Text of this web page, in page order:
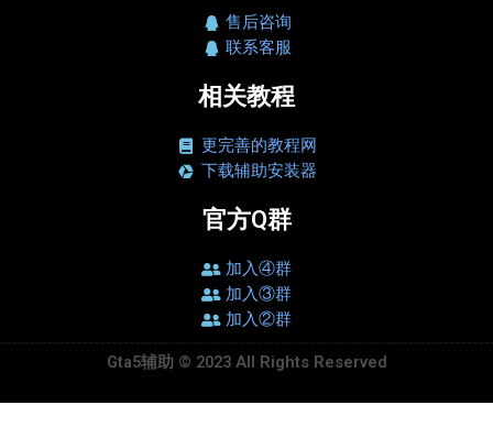
售后咨询
联系客服
相关教程
更完善的教程网
下载辅助安装器
官方Q群
加入④群
加入③群
加入②群
Gta5辅助 © 2023 All Rights Reserved